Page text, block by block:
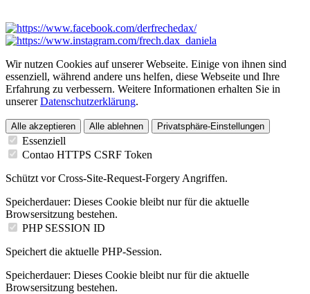
Wir nutzen Cookies auf unserer Webseite. Einige von ihnen sind
essenziell, während andere uns helfen, diese Webseite und Ihre
Erfahrung zu verbessern. Weitere Informationen erhalten Sie in
unsererDatenschutzerklärung.
Alle akzeptieren Alle ablehnen Privatsphäre-Einstellungen
Essenziell
Contao HTTPS CSRF Token
Schützt vor Cross-Site-Request-Forgery Angriffen.
Speicherdauer: Dieses Cookie bleibt nur für die aktuelle
Browsersitzung bestehen.
PHP SESSION ID
Speichert die aktuelle PHP-Session.
Speicherdauer: Dieses Cookie bleibt nur für die aktuelle
Browsersitzung bestehen.